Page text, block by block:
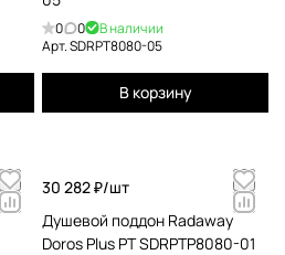
0 0
В наличии
Арт.SDRPT8080-05
В корзину
30 282 ₽/шт
Душевой поддон Radaway
Doros Plus PT SDRPTP8080-01